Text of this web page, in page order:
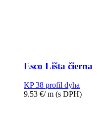
Esco Lišta čierna
KP 38 profil dyha
9.53 €/ m (s DPH)